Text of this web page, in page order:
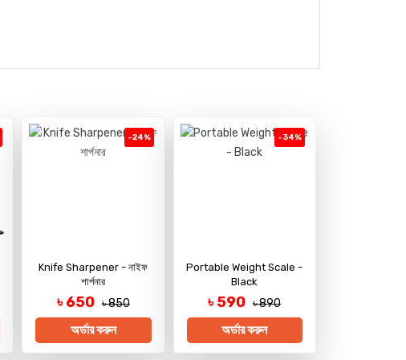
-24%
Knife Sharpener - নাইফ
শার্পনার
৳ 650 ৳ 850
অর্ডার করুন
-34%
Portable Weight Scale -
Black
৳ 590 ৳ 890
অর্ডার করুন